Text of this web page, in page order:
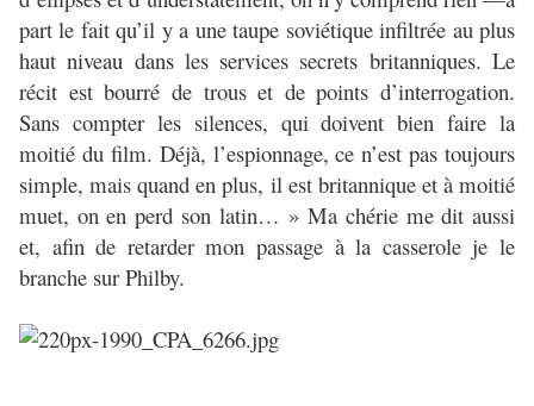
part le fait qu’il y a une taupe soviétique infiltrée au plus
haut niveau dans les services secrets britanniques. Le
récit est bourré de trous et de points d’interrogation.
Sans compter les silences, qui doivent bien faire la
moitié du film. Déjà, l’espionnage, ce n’est pas toujours
simple, mais quand en plus, il est britannique et à moitié
muet, on en perd son latin… » Ma chérie me dit aussi
et, afin de retarder mon passage à la casserole je le
branche sur Philby.